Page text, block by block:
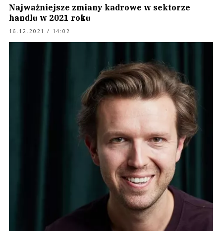
Najważniejsze zmiany kadrowe w sektorze
handlu w 2021 roku
16.12.2021 / 14:02